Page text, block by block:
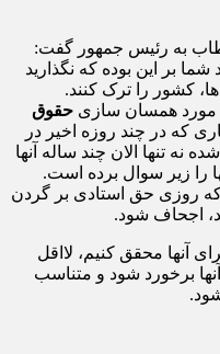
به رئیس جمهور گفت:
بر این بوده که نگذارید
کشور را ترک کنند.
مورد همسان سازی حقوق
که در چند روزه اخیر در
نه تنها الان چند ساله آنها
را زیر سوال برده است.
روزی حق استادی بر گردن
اجحاف شود.
آنها محقق کنیم، لااقل
آنها برخورد شود و متناسب